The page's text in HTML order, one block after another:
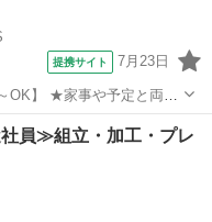
提携サイト 7月23日
OK】 ★家事や予定と両立
内・日中のみのお仕事 ／
ルバイトスタッフ募集...
員≫組立・加工・プレ